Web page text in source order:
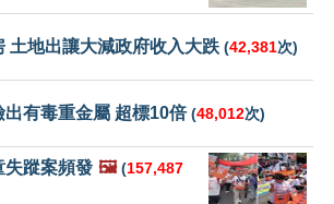
土地出讓大減政府收入大跌 (42,381次)
出有毒重金屬 超標10倍(48,012次)
失蹤案頻發 🖼️ (157,487